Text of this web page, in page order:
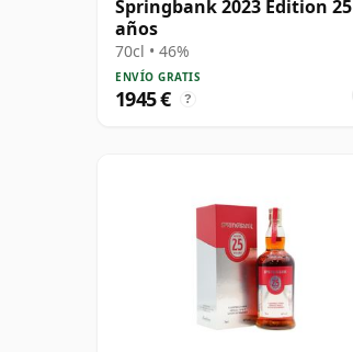
Springbank 2023 Edition 25
años
70cl • 46%
ENVÍO GRATIS
1945 € ?